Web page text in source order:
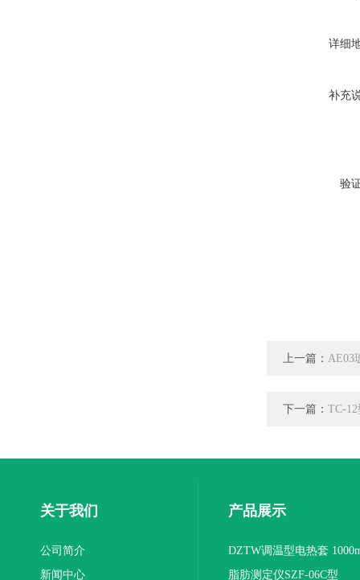
详细
补充
验
上一篇： AE03
下一篇： TC-
关于我们
公司简介
新闻中心
产品展示
DZTW调温型电热套
联
脂肪测定仪SZF-06C型